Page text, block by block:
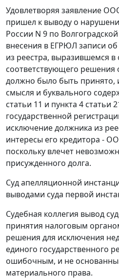
Удовлетворяя заявление
пришел к выводу о
России N 9 по
внесения в ЕГРЮЛ записи
из реестра, выразившемся в
соответствующего решения
должно было быть принято,
смысля и буквального
статьи 11 и пункта 4 статьи
государственной
исключение должника из
интересы его кредитора -
поскольку влечет
присужденного долга.
Суд апелляционной
выводами суда первой
Судебная коллегия вывод
принятия налоговым
решения для исключения
единого государственного
ошибочным, и не
материального права.